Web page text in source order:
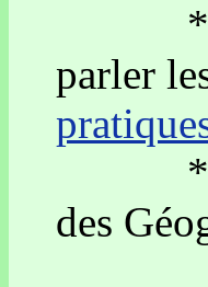
*
parler
* 22h
des